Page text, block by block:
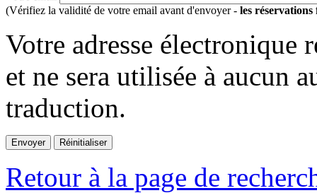
(Vérifiez la validité de votre email avant d'envoyer - les réservations
Votre adresse électronique
et ne sera utilisée à aucun
traduction.
Retour à la page de